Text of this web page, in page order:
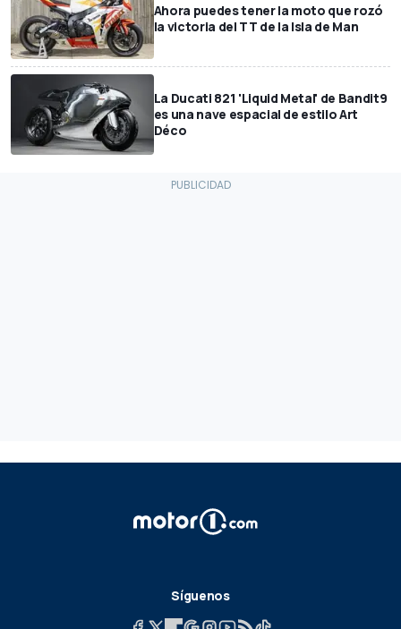
Ahora puedes tener la moto que rozó
la victoria del TT de la Isla de Man
La Ducati 821 'Liquid Metal' de Bandit9
es una nave espacial de estilo Art
Déco
Síguenos